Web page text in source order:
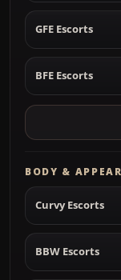
GFE Escorts
BFE Escorts
BODY &
Curvy Escorts
BBW Escorts